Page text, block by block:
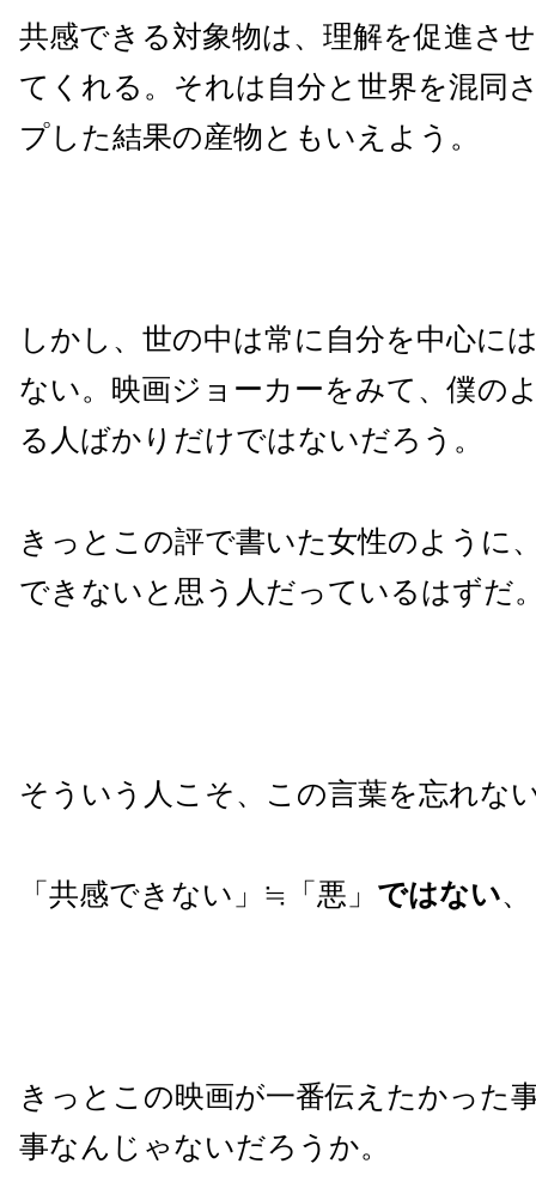
共感できる対象物は、理解を促進さ
てくれる。それは自分と世界を混同
プした結果の産物ともいえよう。
しかし、世の中は常に自分を中心に
ない。映画ジョーカーをみて、僕の
る人ばかりだけではないだろう。
きっとこの評で書いた女性のように
できないと思う人だっているはずだ
そういう人こそ、この言葉を忘れな
「共感できない」≒「悪」 ではない
きっとこの映画が一番伝えたかった
事なんじゃないだろうか。